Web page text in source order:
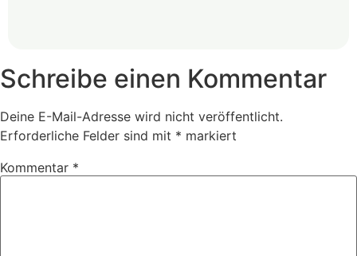
Schreibe einen Kommentar
Deine E-Mail-Adresse wird nicht veröffentlicht.
Erforderliche Felder sind mit * markiert
Kommentar *